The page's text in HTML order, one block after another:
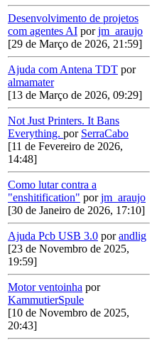
Desenvolvimento de projetos
com agentes AI porjm_araujo
[29 de Março de 2026, 21:59]
Ajuda com Antena TDT por
almamater
[13 de Março de 2026, 09:29]
Not Just Printers. It Bans
Everything. por SerraCabo
[11 de Fevereiro de 2026,
14:48]
Como lutar contra a
"enshitification" porjm_araujo
[30 de Janeiro de 2026, 17:10]
Ajuda Pcb USB 3.0 porandlig
[23 de Novembro de 2025,
19:59]
Motor ventoinha por
KammutierSpule
[10 de Novembro de 2025,
20:43]